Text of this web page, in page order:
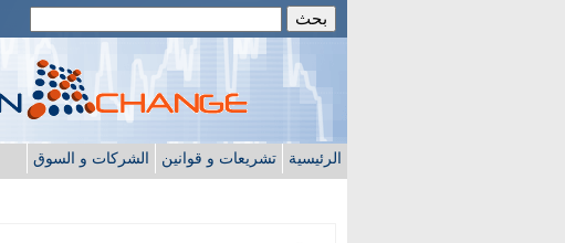
الرئيسية تشريعات و قوانين الشركات و السوق